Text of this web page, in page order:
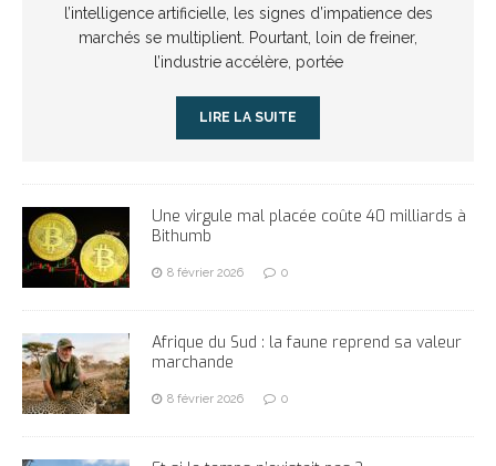
l’intelligence artificielle, les signes d’impatience des
marchés se multiplient. Pourtant, loin de freiner,
l’industrie accélère, portée
LIRE LA SUITE
Une virgule mal placée coûte 40 milliards à
Bithumb
8 février 2026 0
Afrique du Sud : la faune reprend sa valeur
marchande
8 février 2026 0